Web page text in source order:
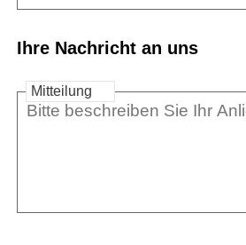
Ihre Nachricht an uns
Mitteilung